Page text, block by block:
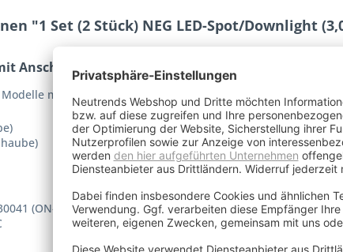
"1 Set (2 Stück) NEG LED-Spot/Downlight
Anschlusskabel und Molex-Stecker für NEG
mit LED Beleuchtung:
(ON-E01-16A)